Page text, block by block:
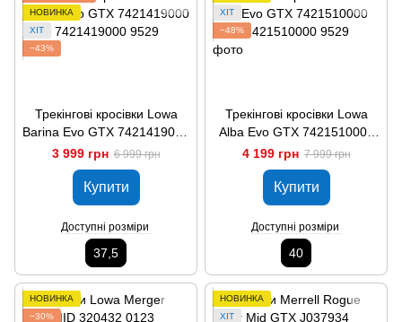
НОВИНКА
ХІТ
−43%
Трекінгові кросівки Lowa
Barina Evo GTX 7421419000
9529
3 999 грн 6 999 грн
Купити
Доступні розміри
37,5
ХІТ
−48%
Трекінгові кросівки Lowa
Alba Evo GTX 7421510000
9529
4 199 грн 7 999 грн
Купити
Доступні розміри
40
НОВИНКА
−30%
НОВИНКА
ХІТ